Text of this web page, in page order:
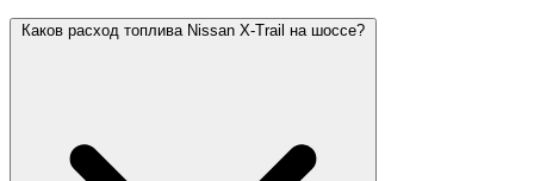
Каков расход топлива Nissan X-Trail на шоссе?